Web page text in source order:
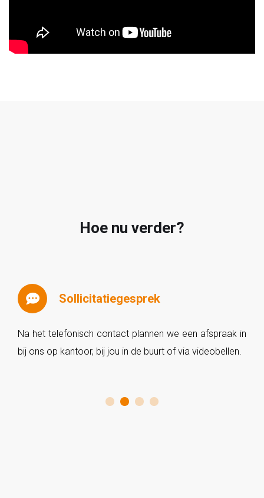
Hoe nu verder?
Sollicitatiegesprek
Na het telefonisch contact plannen we een afspraak in
bij ons op kantoor, bij jou in de buurt of via videobellen.